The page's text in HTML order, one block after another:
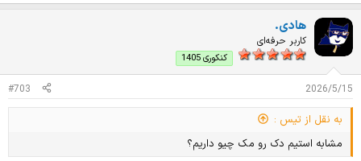
هادی.
کاربر حرفه‌ای
کنکوری 1405
2026/5/15
#703
به نقل از تیس :
مشابه استیم دک رو مک چیو داریم؟